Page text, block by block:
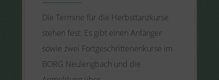
Die Termine für die Herbsttanzkurse
stehen fest: Es gibt einen Anfänger
sowie zwei Fortgeschrittenenkurse im
BORG Neulengbach und die